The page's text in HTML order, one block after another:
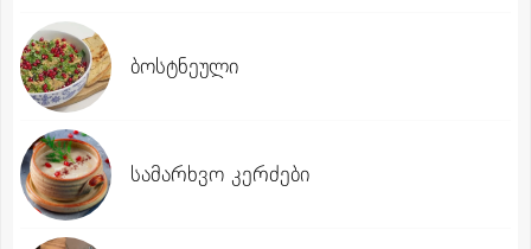
ბოსტნეული
სამარხვო კერძები